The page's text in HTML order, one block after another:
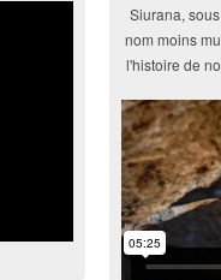
Siurana,
nom moins
l'histoire de